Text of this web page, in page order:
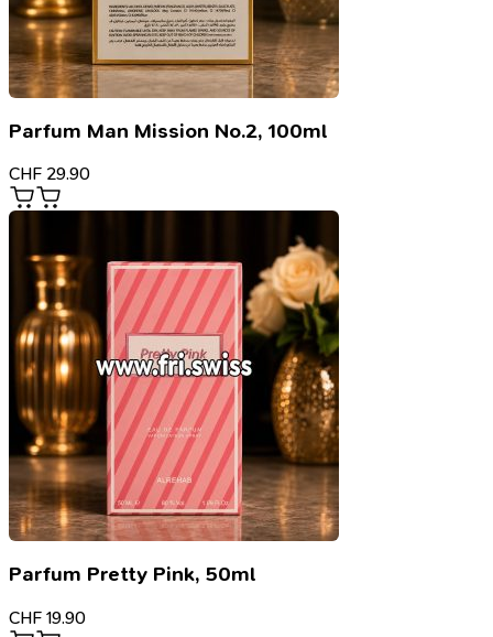
Parfum Man Mission No.2, 100ml
CHF 29.90
Parfum Pretty Pink, 50ml
CHF 19.90